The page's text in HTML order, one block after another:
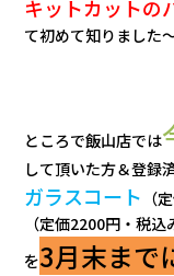
キットカットの
て初めて知りました
ところで飯山店では
して頂いた方＆登録
ガラスコート （
（定価2200円・税込
を3月末まで